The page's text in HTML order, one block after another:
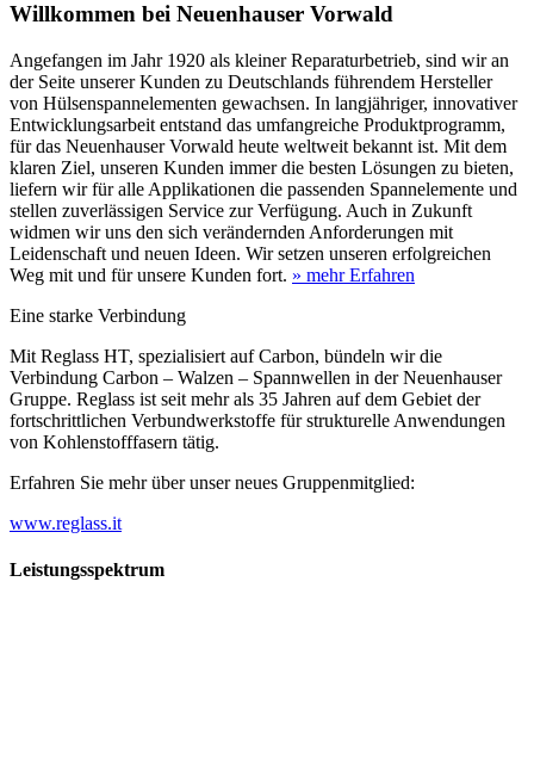
Willkommen bei Neuenhauser Vorwald
Angefangen im Jahr 1920 als kleiner Reparaturbetrieb, sind wir an
der Seite unserer Kunden zu Deutschlands führendem Hersteller
von Hülsenspannelementen gewachsen. In langjähriger, innovativer
Entwicklungsarbeit entstand das umfangreiche Produktprogramm,
für das Neuenhauser Vorwald heute weltweit bekannt ist. Mit dem
klaren Ziel, unseren Kunden immer die besten Lösungen zu bieten,
liefern wir für alle Applikationen die passenden Spannelemente und
stellen zuverlässigen Service zur Verfügung. Auch in Zukunft
widmen wir uns den sich verändernden Anforderungen mit
Leidenschaft und neuen Ideen. Wir setzen unseren erfolgreichen
Weg mit und für unsere Kunden fort. » mehr Erfahren
Eine starke Verbindung
Mit Reglass HT, spezialisiert auf Carbon, bündeln wir die
Verbindung Carbon – Walzen – Spannwellen in der Neuenhauser
Gruppe. Reglass ist seit mehr als 35 Jahren auf dem Gebiet der
fortschrittlichen Verbundwerkstoffe für strukturelle Anwendungen
von Kohlenstofffasern tätig.
Erfahren Sie mehr über unser neues Gruppenmitglied:
www.reglass.it
Leistungsspektrum